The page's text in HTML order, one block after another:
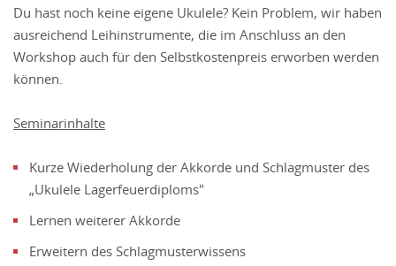
Du hast noch keine eigene Ukulele? Kein Problem, wir haben
ausreichend Leihinstrumente, die im Anschluss an den
Workshop auch für den Selbstkostenpreis erworben werden
können.
Seminarinhalte
Kurze Wiederholung der Akkorde und Schlagmuster des
„Ukulele Lagerfeuerdiploms"
Lernen weiterer Akkorde
Erweitern des Schlagmusterwissens